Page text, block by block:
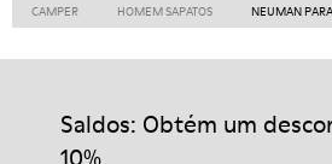
CAMPER HOMEM SAPATOS NEUMAN
Saldos: Obtém um